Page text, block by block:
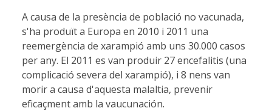
A causa de la presència de població no vacunada,
s'ha produït a Europa en 2010 i 2011 una
reemergència de xarampió amb uns 30.000 casos
per any. El 2011 es van produir 27 encefalitis (una
complicació severa del xarampió), i 8 nens van
morir a causa d'aquesta malaltia, prevenir
eficaçment amb la vaucunación.